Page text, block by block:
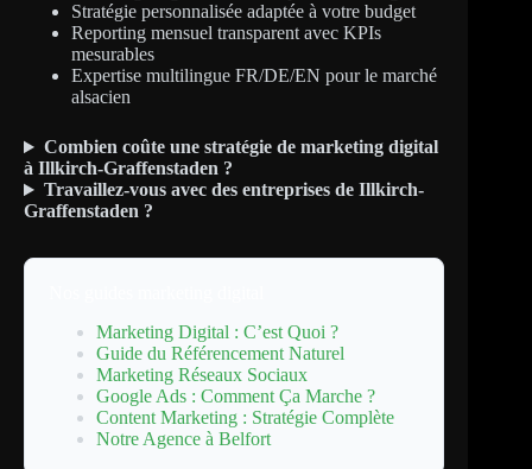
Stratégie personnalisée adaptée à votre budget
Reporting mensuel transparent avec KPIs
mesurables
Expertise multilingue FR/DE/EN pour le marché
alsacien
Combien coûte une stratégie de marketing digital
à Illkirch-Graffenstaden ?
Travaillez-vous avec des entreprises de Illkirch-
Graffenstaden ?
Marketing Digital : C’est Quoi ?
Guide du Référencement Naturel
Marketing Réseaux Sociaux
Google Ads : Comment Ça Marche ?
Content Marketing : Stratégie Complète
Notre Agence à Belfort